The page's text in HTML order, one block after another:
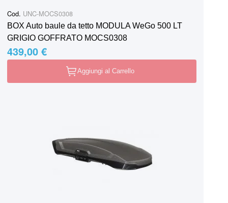
Cod. UNC-MOCS0308
BOX Auto baule da tetto MODULA WeGo 500 LT
GRIGIO GOFFRATO MOCS0308
439,00 €
Aggiungi al Carrello